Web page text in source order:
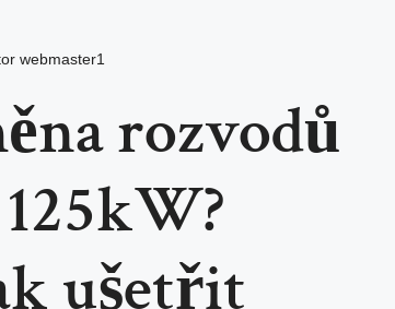
webmaster1
rozvodů
ušetřit